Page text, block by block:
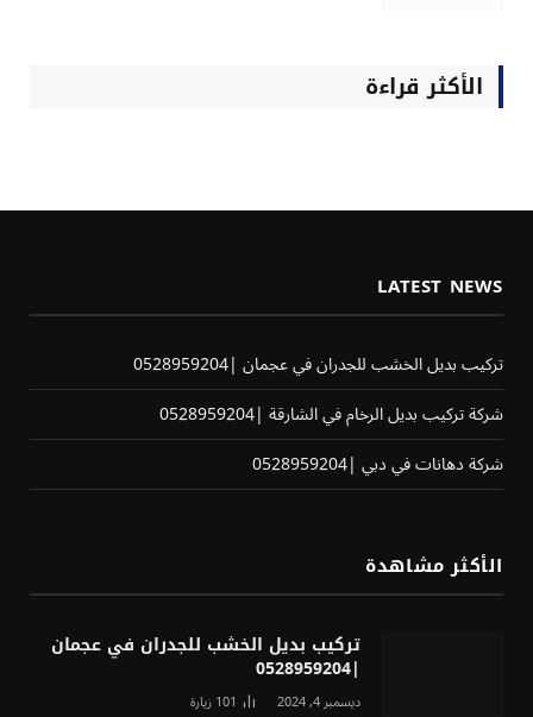
الأكثر قراءة
LATEST NEWS
تركيب بديل الخشب للجدران في عجمان |0528959204
شركة تركيب بديل الرخام في الشارقة |0528959204
شركة دهانات في دبي |0528959204
الأكثر مشاهدة
تركيب بديل الخشب للجدران في عجمان
|0528959204
ديسمبر 4, 2024 101زيارة